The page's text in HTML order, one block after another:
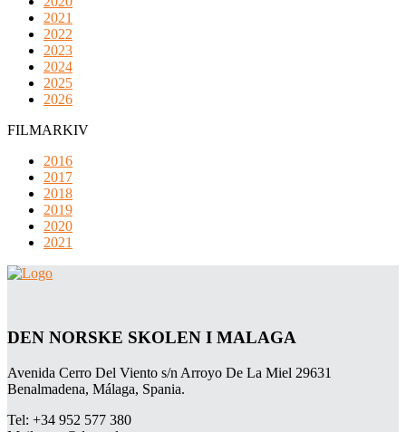
2021
2022
2023
2024
2025
2026
FILMARKIV
2016
2017
2018
2019
2020
2021
DEN NORSKE SKOLEN I MALAGA
Avenida Cerro Del Viento s/n Arroyo De La Miel 29631
Benalmadena, Málaga, Spania.
Tel: +34 952 577 380